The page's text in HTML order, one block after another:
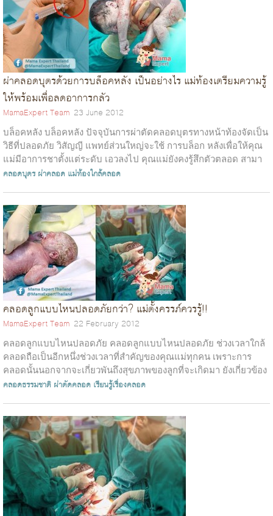
ผ่าคลอดบุตรด้วยการบล็อคหลัง เป็นอย่างไร แม่ท้องเตรียมความรู้
ให้พร้อมเพื่อลดอาการกลัว
MamaExpert Team 23 June 2012
บล็อคหลัง บล็อคหลัง ปัจจุบันการผ่าตัดคลอดบุตรทางหน้าท้องจัดเป็น
วิธีที่ปลอดภัย วิสัญญี แพทย์ส่วนใหญ่จะใช้ การบล็อก หลังเพื่อให้คุณ
แม่มีอาการชาตั้งแต่ระดับ เอวลงไป คุณแม่ยังคงรู้สึกตัวตลอด สามา
รถพูดค...
คลอดบุตร ผ่าคลอด แม่ท้องใกล้คลอด
คลอดลูกแบบไหนปลอดภัยกว่า? แม่ตั้งครรภ์ควรรู้!!
MamaExpert Team 22 February 2012
คลอดลูกแบบไหนปลอดภัย คลอดลูกแบบไหนปลอดภัย ช่วงเวลาใกล้
คลอดถือเป็นอีกหนึ่งช่วงเวลาที่สำคัญของคุณแม่ทุกคน เพราะการ
คลอดนั้นนอกจากจะเกี่ยวพันถึงสุขภาพของลูกที่จะเกิดมา ยังเกี่ยวข้อง
กับสุขภาพของคุณแม่ด้วย...
คลอดธรรมชาติ ผ่าตัดคลอด เรียนรู้เรื่องคลอด